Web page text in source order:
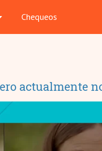
Chequeos
actualmente